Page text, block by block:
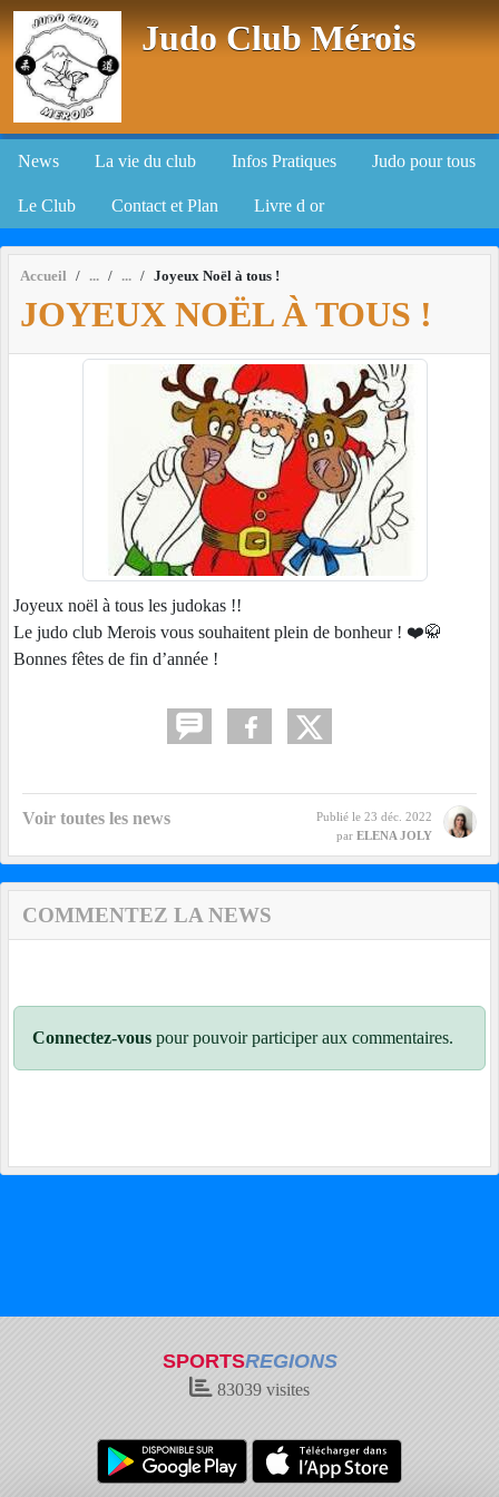
Judo Club Mérois
News La vie du club Infos Pratiques Judo pour tous
Le Club Contact et Plan Livre d or
Accueil Joyeux Noël à tous !
JOYEUX NOËL À TOUS !
Joyeux noël à tous les judokas !!
Le judo club Merois vous souhaitent plein de bonheur ! ❤️🥋
Bonnes fêtes de fin d’année !
Voir toutes les news Publié le 23 déc. 2022
par ELENA JOLY
COMMENTEZ LA NEWS
Connectez-vous pour pouvoir participer aux commentaires.
SPORTSREGIONS
83039 visites
Panneau de gestion des cookies